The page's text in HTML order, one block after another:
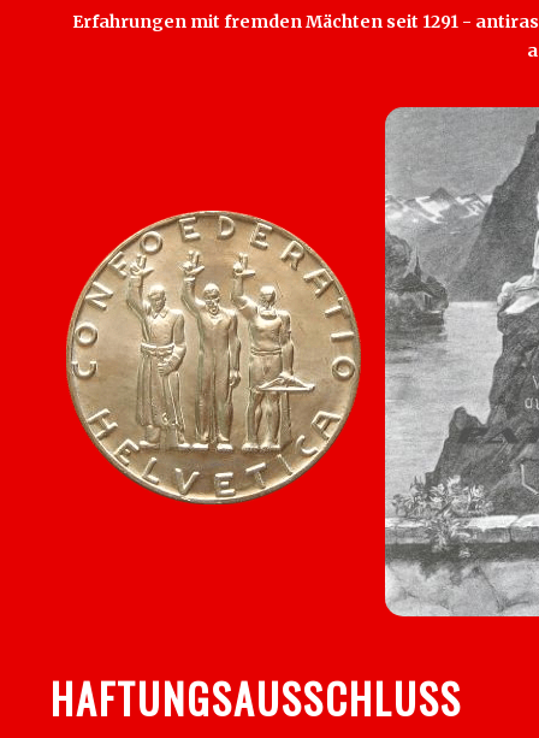
Erfahrungen mit fremden Mächten seit 1291 -
HAFTUNGSAUSSCHLUSS